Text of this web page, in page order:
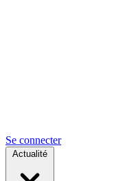
Se connecter
Actualité